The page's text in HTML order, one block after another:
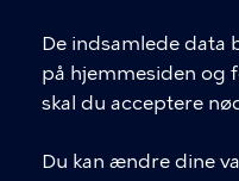
De indsamlede data
på hjemmesiden og
skal du acceptere
Du kan ændre dine
T
33